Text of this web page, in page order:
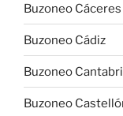
Buzoneo Cáceres
Buzoneo Cádiz
Buzoneo
Buzoneo